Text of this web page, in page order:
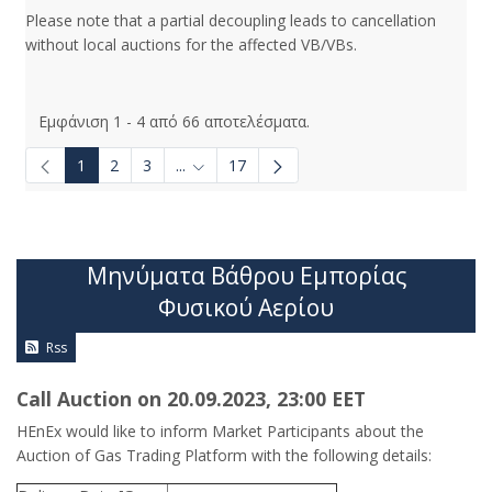
Please note that a partial decoupling leads to cancellation
without local auctions for the affected VB/VBs.
Εμφάνιση 1 - 4 από 66 αποτελέσματα.
1 2 3 ... Ενδιάμεσες σελίδες Use TAB to navigate.
17
Μηνύματα Βάθρου Εμπορίας
Φυσικού Αερίου
Rss
Call Auction on 20.09.2023, 23:00 ΕΕΤ
HEnEx would like to inform Market Participants about the
Auction of Gas Trading Platform with the following details: